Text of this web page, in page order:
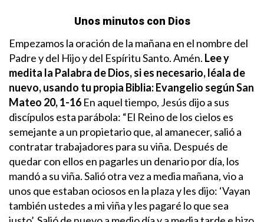
Unos minutos con Dios
Empezamos la oración de la mañana en el nombre del
Padre y del Hijo y del Espíritu Santo. Amén. Lee y
medita la Palabra de Dios, si es necesario, léala de
nuevo, usando tu propia Biblia:Evangelio según San
Mateo 20, 1-16 En aquel tiempo, Jesús dijo a sus
discípulos esta parábola: “El Reino de los cielos es
semejante a un propietario que, al amanecer, salió a
contratar trabajadores para su viña. Después de
quedar con ellos en pagarles un denario por día, los
mandó a su viña. Salió otra vez a media mañana, vio a
unos que estaban ociosos en la plaza y les dijo: ‘Vayan
también ustedes a mi viña y les pagaré lo que sea